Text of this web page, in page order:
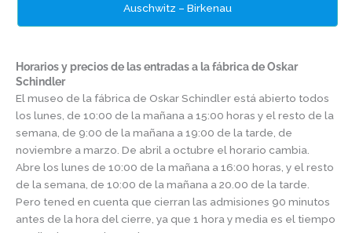
Auschwitz – Birkenau
Horarios y precios de las entradas a la fábrica de Oskar
Schindler
El museo de la fábrica de Oskar Schindler está abierto todos
los lunes, de 10:00 de la mañana a 15:00 horas y el resto de la
semana, de 9:00 de la mañana a 19:00 de la tarde, de
noviembre a marzo. De abril a octubre el horario cambia.
Abre los lunes de 10:00 de la mañana a 16:00 horas, y el resto
de la semana, de 10:00 de la mañana a 20.00 de la tarde.
Pero tened en cuenta que cierran las admisiones 90 minutos
antes de la hora del cierre, ya que 1 hora y media es el tiempo